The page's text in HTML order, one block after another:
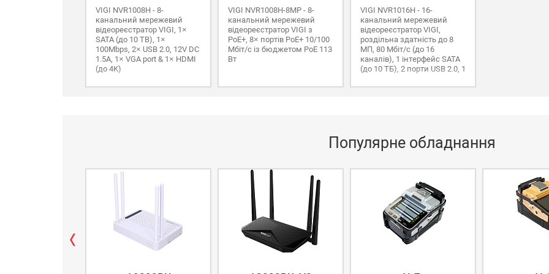
VIGI NVR1008H - 8-
канальний мережевий
відеореєстратор VIGI, 1×
SATA (до 10 TB), 1×
100Mbps, 2× USB 2.0, 12V DC
1.5A, 1× VGA port & 1× HDMI
(до 4K)
VIGI NVR1008H-8MP - 8-
канальний мережевий
відеореєстратор VIGI з
PoE+, 8× портів PoE+ 10/100
Мбіт/с із бюджетом PoE 113
Вт
VIGI NVR1016H - 16-
канальний мережевий
відеореєстратор VIGI,
роздільна здатність до 8
МП, 80 Мбіт/с (до 16
каналів), 1 інтерфейс SATA
(до 10 ТБ), 2 порти USB 2.0, 1
Популярне обладнання